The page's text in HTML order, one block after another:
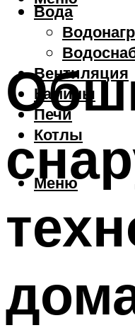
Вода
Вентиляция
Камины
Печи
Котлы
Меню